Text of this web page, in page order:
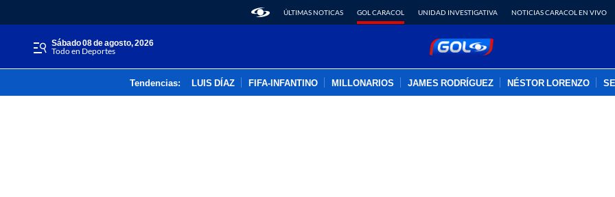
ÚLTIMAS NOTICAS GOL CARACOL UNIDAD INVESTIGATIVA NOTICIAS CARACOL EN VIVO
sábado 08 de agosto, 2026
Todo en Deportes
Tendencias: LUIS DÍAZ FIFA-INFANTINO MILLONARIOS JAMES RODRÍGUEZ NÉSTOR LORENZO